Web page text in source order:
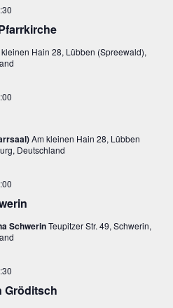
Hain 28, Lübben (Spreewald),
Am kleinen Hain 28, Lübben
Deutschland
SchwerinTeupitzer Str. 49, Schwerin,
Gröditsch